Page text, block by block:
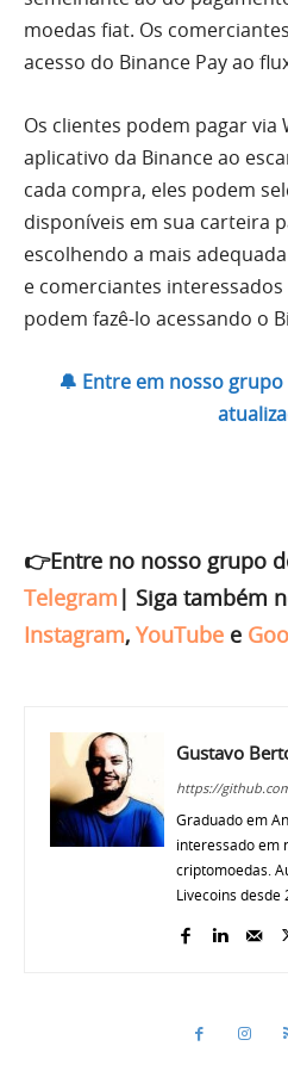
moedas fiat. Os
acesso do Binance Pay ao
Os clientes podem pagar via
aplicativo da Binance ao
cada compra, eles podem
disponíveis em sua carteira
escolhendo a mais
e comerciantes
podem fazê-lo acessando o
🔔 Entre em nosso
👉Entre no nosso grupo
Telegram | Siga também
Instagram, YouTube e
Gustavo
https://
Graduado em
interessado em
criptomoedas.
Livecoins desde